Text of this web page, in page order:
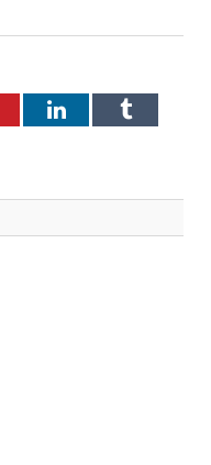
LinkedInTumblr